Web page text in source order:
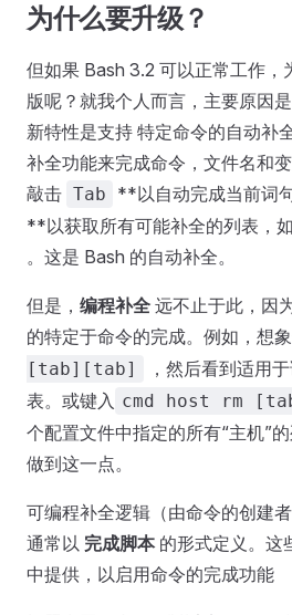
为什么要升级？
但如果 Bash 3.2 可以正常工作，
版呢？就我个人而言，主要原因是
新特性是支持 特定命令的自动补
补全功能来完成命令，文件名和
敲击 Tab **以自动完成当前词
**以获取所有可能补全的列表，
。这是 Bash 的自动补全。
但是， 编程补全 远不止于此，因
的特定于命令的完成。例如，想
[tab][tab]
，然后看到适用
表。或键入 cmd host rm
个配置文件中指定的所有“主机”的
做到这一点。
可编程补全逻辑（由命令的创建
通常以 完成脚本的形式定义。这
中提供，以启用命令的完成功能